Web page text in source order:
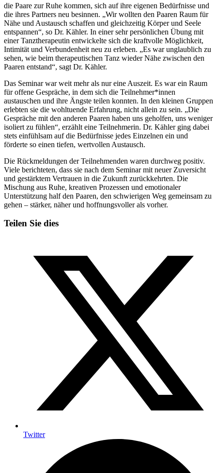
die Paare zur Ruhe kommen, sich auf ihre eigenen Bedürfnisse und
die ihres Partners neu besinnen. „Wir wollten den Paaren Raum für
Nähe und Austausch schaffen und gleichzeitig Körper und Seele
entspannen“, so Dr. Kähler. In einer sehr persönlichen Übung mit
einer Tanztherapeutin entwickelte sich die kraftvolle Möglichkeit,
Intimität und Verbundenheit neu zu erleben. „Es war unglaublich zu
sehen, wie beim therapeutischen Tanz wieder Nähe zwischen den
Paaren entstand“, sagt Dr. Kähler.
Das Seminar war weit mehr als nur eine Auszeit. Es war ein Raum
für offene Gespräche, in dem sich die Teilnehmer*innen
austauschen und ihre Ängste teilen konnten. In den kleinen Gruppen
erlebten sie die wohltuende Erfahrung, nicht allein zu sein. „Die
Gespräche mit den anderen Paaren haben uns geholfen, uns weniger
isoliert zu fühlen“, erzählt eine Teilnehmerin. Dr. Kähler ging dabei
stets einfühlsam auf die Bedürfnisse jedes Einzelnen ein und
förderte so einen tiefen, wertvollen Austausch.
Die Rückmeldungen der Teilnehmenden waren durchweg positiv.
Viele berichteten, dass sie nach dem Seminar mit neuer Zuversicht
und gestärktem Vertrauen in die Zukunft zurückkehrten. Die
Mischung aus Ruhe, kreativen Prozessen und emotionaler
Unterstützung half den Paaren, den schwierigen Weg gemeinsam zu
gehen – stärker, näher und hoffnungsvoller als vorher.
Teilen Sie dies
Twitter